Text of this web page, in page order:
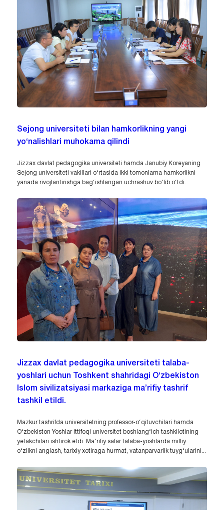
Sejong universiteti bilan hamkorlikning yangi
yo‘nalishlari muhokama qilindi
Jizzax davlat pedagogika universiteti hamda Janubiy Koreyaning
Sejong universiteti vakillari o‘rtasida ikki tomonlama hamkorlikni
yanada rivojlantirishga bag‘ishlangan uchrashuv bo‘lib o‘tdi.
Jizzax davlat pedagogika universiteti talaba-
yoshlari uchun Toshkent shahridagi O‘zbekiston
Islom sivilizatsiyasi markaziga ma’rifiy tashrif
tashkil etildi.
Mazkur tashrifda universitetning professor-o‘qituvchilari hamda
O‘zbekiston Yoshlar ittifoqi universitet boshlang‘ich tashkilotining
yetakchilari ishtirok etdi. Ma’rifiy safar talaba-yoshlarda milliy
o‘zlikni anglash, tarixiy xotiraga hurmat, vatanparvarlik tuyg‘ularini...